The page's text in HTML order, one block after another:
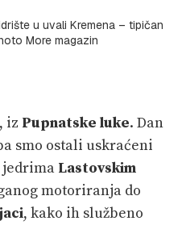
u uvali Kremena – tipičan
More magazin
, iz Pupnatske luke. Dan
smo ostali uskraćeni
jedrima Lastovskim
motoriranja do
, kako ih službeno